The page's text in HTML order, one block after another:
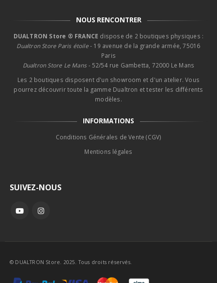
NOUS RENCONTRER
DUALTRON Store ® FRANCE dispose de 2 boutiques physiques :
Dualtron Store Paris étoile- 19 avenue de la grande armée, 75016
Paris
Dualtron Store Le Mans - 52/54 rue Gambetta, 72000 Le Mans
Les 2 boutiques disposent d'un showroom et d'un atelier. Vous
pourrez découvrir toute la gamme Dualtron et tester les différents
modèles.
INFORMATIONS
Conditions Générales de Vente (CGV)
Mentions légales
SUIVEZ-NOUS
© DUALTRON Store. 2025. Tous droits réservés.